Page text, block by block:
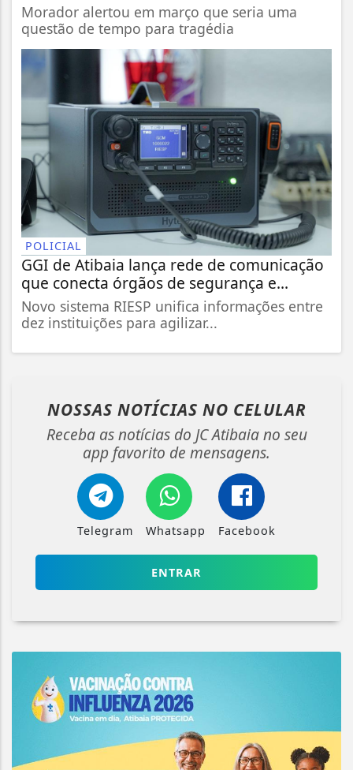
Morador alertou em março que seria uma
questão de tempo para tragédia
POLICIAL
GGI de Atibaia lança rede de comunicação
que conecta órgãos de segurança e...
Novo sistema RIESP unifica informações entre
dez instituições para agilizar...
NOSSAS NOTÍCIAS NO CELULAR
Receba as notícias do JC Atibaia no seu
app favorito de mensagens.
Telegram Whatsapp Facebook
ENTRAR